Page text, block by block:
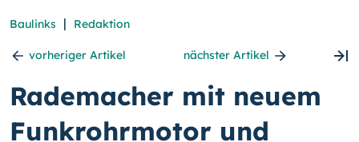
Baulinks | Redaktion
vorheriger Artikel nächster Artikel
Rademacher mit neuem
Funkrohrmotor und